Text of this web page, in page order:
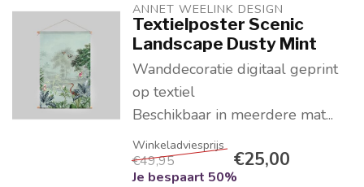
ANNET WEELINK DESIGN
Textielposter Scenic
Landscape Dusty Mint
Wanddecoratie digitaal geprint
op textiel
Beschikbaar in meerdere mat...
€49,95 €25,00
Je bespaart 50%